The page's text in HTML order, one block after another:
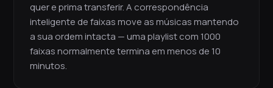
quer e prima transferir. A correspondência
inteligente de faixas move as músicas mantendo
a sua ordem intacta — uma playlist com 1000
faixas normalmente termina em menos de 10
minutos.